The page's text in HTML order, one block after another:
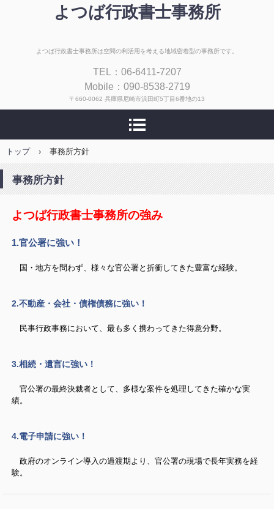
よつば行政書士事務所
よつば行政書士事務所は空間の利活用を考える地域密着型の事務所です。
TEL：06-6411-7207
Mobile：090-8538-2719
〒660-0062 兵庫県尼崎市浜田町5丁目6番地の13
トップ › 事務所方針
事務所方針
よつば行政書士事務所の強み
1.官公署に強い！
国・地方を問わず、様々な官公署と折衝してきた豊富な経験。
2.不動産・会社・債権債務に強い！
民事行政事務において、最も多く携わってきた得意分野。
3.相続・遺言に強い！
官公署の最終決裁者として、多様な案件を処理してきた確かな実
績。
4.電子申請に強い！
政府のオンライン導入の過渡期より、官公署の現場で長年実務を経
験。